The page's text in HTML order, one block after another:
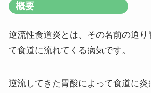
概要
逆流性食道炎とは、その名前の通り
て食道に流れてくる病気です。
逆流してきた胃酸によって食道に炎